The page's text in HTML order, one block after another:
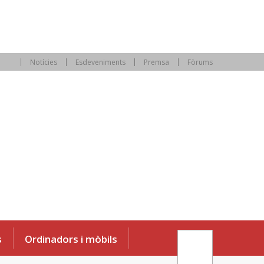
Notícies Esdeveniments Premsa Fòrums
Ordinadors i mòbils